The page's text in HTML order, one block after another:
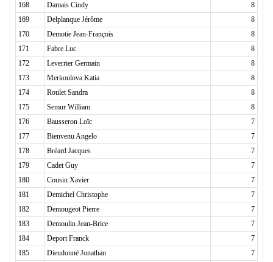
168
Damais Cindy
8
169
Delplanque Jérôme
8
170
Demotie Jean-François
8
171
Fabre Luc
8
172
Leverrier Germain
8
173
Merkoulova Katia
8
174
Roulet Sandra
8
175
Semur William
8
176
Bausseron Loïc
7
177
Bienvenu Angelo
7
178
Bréard Jacques
7
179
Cadet Guy
7
180
Cousin Xavier
7
181
Demichel Christophe
7
182
Demougeot Pierre
7
183
Demoulin Jean-Brice
7
184
Deport Franck
7
185
Dieudonné Jonathan
7